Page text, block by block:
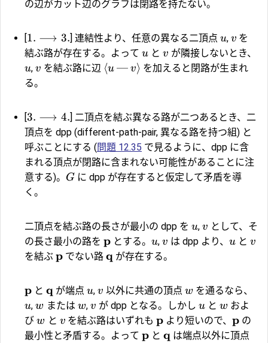
の辺がカット辺のグラフは閉路を持たない。
1. ⟶ 3. ] 連結性より、任意の異なる二頂点 u, v を
結ぶ路が存在する。よって u と v が隣接しないとき、
u, v を結ぶ路に辺 ⟨u — v⟩ を加えると閉路が生まれ
る。
3. ⟶ 4. ] 二頂点を結ぶ異なる路が二つあるとき、二
頂点を dpp (different-path-pair, 異なる路を持つ組) と
呼ぶことにする (問題 12.35 で見るように、dpp に含
まれる頂点が閉路に含まれない可能性があることに注
意する)。 G に dpp が存在すると仮定して矛盾を導
く。
二頂点を結ぶ路の長さが最小の dpp を u, v として、そ
の長さ最小の路を p とする。 u, v は dpp より、 uと v
を結ぶ p でない路 q が存在する。
p と q が端点 u, v 以外に共通の頂点 w を通るなら、
u, w または w,v が dpp となる。しかし uと w およ
び w と v を結ぶ路はいずれもp より短いので、p の
最小性と矛盾する。よって p と q は端点以外に頂点